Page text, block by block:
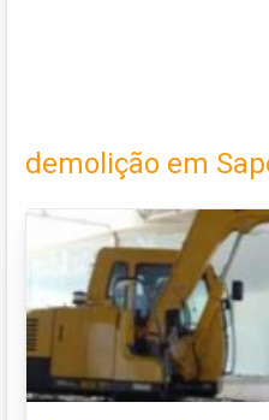
demolição em